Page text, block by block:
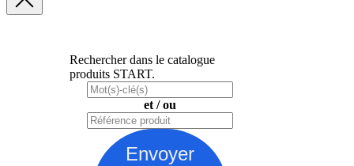
Rechercher dans le catalogue
produits START.
et / ou
Envoyer